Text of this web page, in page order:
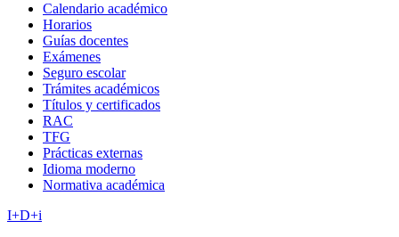
Calendario académico
Horarios
Guías docentes
Exámenes
Seguro escolar
Trámites académicos
Títulos y certificados
RAC
TFG
Prácticas externas
Idioma moderno
Normativa académica
I+D+i